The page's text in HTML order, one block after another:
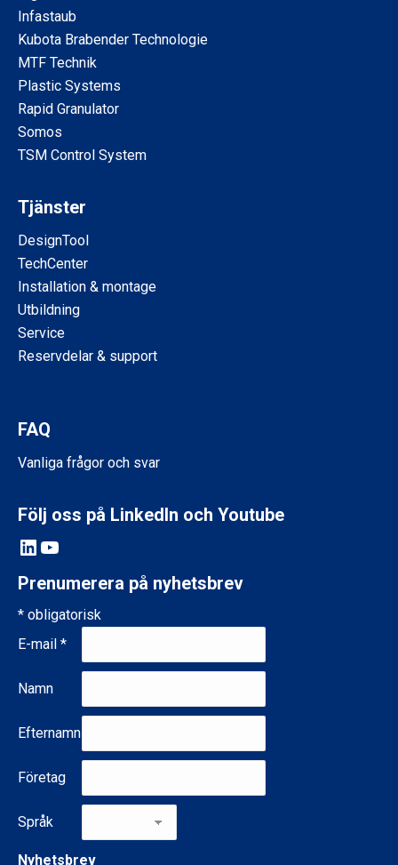
Infastaub
Kubota Brabender Technologie
MTF Technik
Plastic Systems
Rapid Granulator
Somos
TSM Control System
Tjänster
DesignTool
TechCenter
Installation & montage
Utbildning
Service
Reservdelar & support
FAQ
Vanliga frågor och svar
Följ oss på LinkedIn och Youtube
LinkedIn
YouTube
Prenumerera på nyhetsbrev
* obligatorisk
E-mail *
Namn
Efternamn
Företag
Språk
Nyhetsbrev